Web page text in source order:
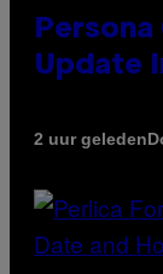
Update
2 uur geleden